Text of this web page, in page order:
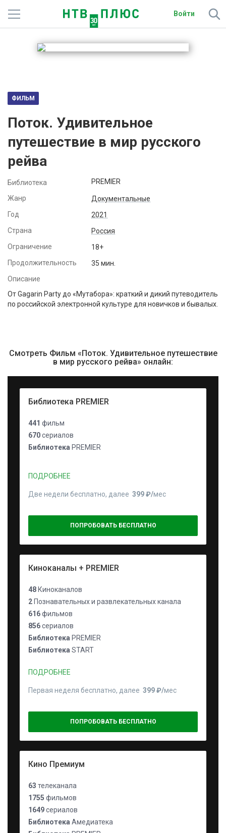
Войти
Телеканалы
Спутниковым абонентам
О сайте
Активировать промокод
ФИЛЬМ
Поток. Удивительное
путешествие в мир русского
рейва
Библиотека PREMIER
Жанр
Документальные
Год
2021
Страна
Россия
Ограничение
18+
Продолжительность
35 мин.
Описание
От Gagarin Party до «Мутабора»: краткий и дикий путеводитель
по российской электронной культуре для новичков и бывалых.
Смотреть Фильм «Поток. Удивительное путешествие
в мир русского рейва» онлайн:
Библиотека PREMIER
441 фильм
670сериалов
Библиотека PREMIER
ПОДРОБНЕЕ
Две недели бесплатно, далее 399 ₽⁠/⁠мес
ПОПРОБОВАТЬ БЕСПЛАТНО
Киноканалы + PREMIER
48 Киноканалов
2 Познавательных и развлекательных канала
616фильмов
856сериалов
Библиотека PREMIER
Библиотека START
ПОДРОБНЕЕ
Первая неделя бесплатно, далее 399 ₽⁠/⁠мес
ПОПРОБОВАТЬ БЕСПЛАТНО
Кино Премиум
63 телеканала
1755 фильмов
1649сериалов
Библиотека Амедиатека